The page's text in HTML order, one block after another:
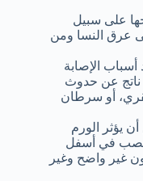
على سبيل
عرق النسا ومن
الإصابة
ناتج عن حدوث
أو سرطان
يؤثر الورم
في أسفل
غير واضح وغير